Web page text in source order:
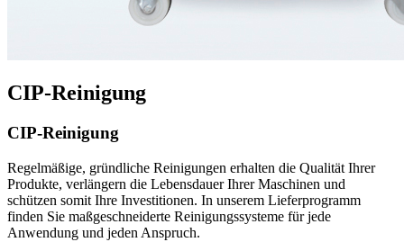
CIP-Reinigung
CIP-Reinigung
Regelmäßige, gründliche Reinigungen erhalten die Qualität Ihrer
Produkte, verlängern die Lebensdauer Ihrer Maschinen und
schützen somit Ihre Investitionen. In unserem Lieferprogramm
finden Sie maßgeschneiderte Reinigungssysteme für jede
Anwendung und jeden Anspruch.